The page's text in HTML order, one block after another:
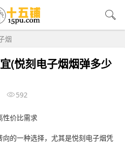
烟
(悦刻电子烟烟弹多少
592
性价比需求
的一种选择，尤其是悦刻电子烟凭